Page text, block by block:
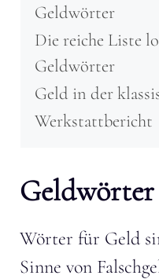
Geldwörter
Die reiche Liste
Geldwörter
Geld in der
Werkstattbericht
Geldwörter
Wörter für Geld
Sinne von